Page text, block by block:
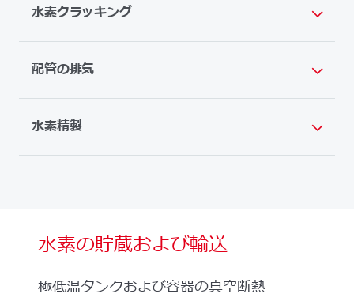
水素クラッキング
配管の排気
水素精製
水素の貯蔵および輸送
極低温タンクおよび容器の真空断熱